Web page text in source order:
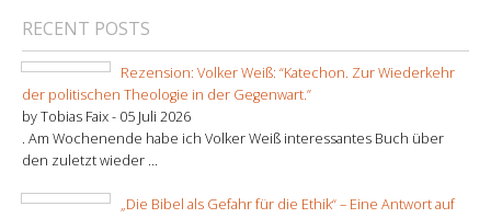
RECENT POSTS
Rezension: Volker Weiß: “Katechon. Zur Wiederkehr
der politischen Theologie in der Gegenwart.”
by Tobias Faix - 05 Juli 2026
. Am Wochenende habe ich Volker Weiß interessantes Buch über
den zuletzt wieder ...
„Die Bibel als Gefahr für die Ethik“ – Eine Antwort auf